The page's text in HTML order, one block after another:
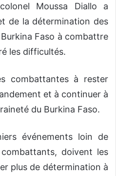
Moussa Diallo a
de la détermination des
Faso à combattre
les difficultés.
combattantes à rester
et à continuer à
du Burkina Faso.
événements loin de
doivent les
plus de détermination à